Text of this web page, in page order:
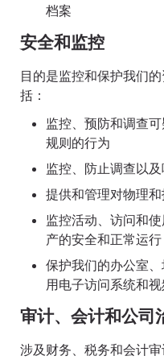
档案
安全和监控
目的是监控和保护我们
括：
监控、预防和调查
规则的行为
监控、防止调查以
提供和管理对物理
监控活动、访问和
产的安全和正常运行
保护我们的办公室
用电子访问系统和
审计、会计和公司
涉及财务、税务和会计